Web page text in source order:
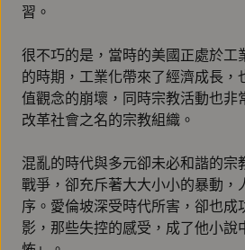
習。
很不巧的是，當時的美國正處於工
的時期，工業化帶來了經濟成長，
值觀念的崩壞，同時宗教活動也非
改革社會之名的宗教組織。
混亂的時代與多元卻未必和諧的宗
戰爭，卻充斥著大大小小的暴動，
序。愛倫坡深受時代所害，卻也成
影，那些失控的感受，成了他小說